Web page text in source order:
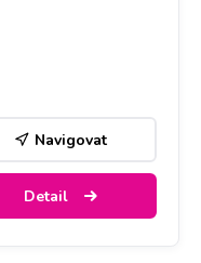
Navigovat
Detail